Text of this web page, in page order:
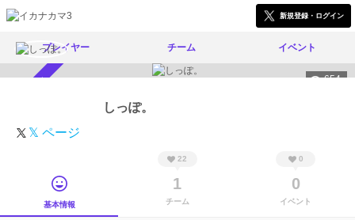
新規登録・ログイン
プレイヤー チーム イベント
654
しっぽ。
𝕏 ページ
基本情報
22
1
チーム
0
0
イベント